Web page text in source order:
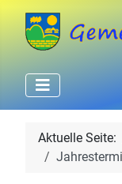
Aktuelle Seite: